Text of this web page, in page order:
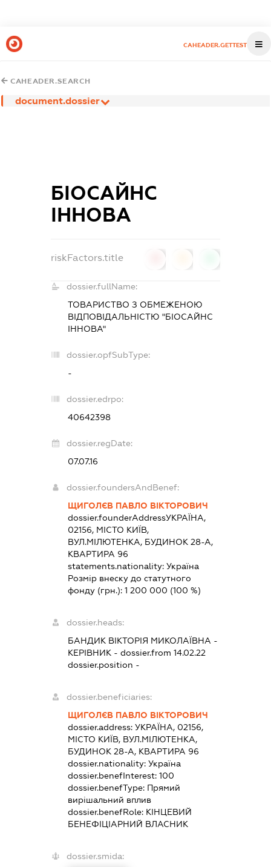
CAHEADER.GETTEST
CAHEADER.SEARCH
document.dossier
БІОСАЙНС
ІННОВА
riskFactors.title
dossier.fullName:
ТОВАРИСТВО З ОБМЕЖЕНОЮ
ВІДПОВІДАЛЬНІСТЮ "БІОСАЙНС
ІННОВА"
dossier.opfSubType:
-
dossier.edrpo:
40642398
dossier.regDate:
07.07.16
dossier.foundersAndBenef:
ЩИГОЛЄВ ПАВЛО ВІКТОРОВИЧ
dossier.founderAddressУКРАЇНА,
02156, МІСТО КИЇВ,
ВУЛ.МІЛЮТЕНКА, БУДИНОК 28-А,
КВАРТИРА 96
statements.nationality: Україна
Розмір внеску до статутного
фонду (грн.): 1 200 000 (100 %)
dossier.heads:
БАНДИК ВІКТОРІЯ МИКОЛАЇВНА -
КЕРІВНИК- dossier.from 14.02.22
dossier.position -
dossier.beneficiaries:
ЩИГОЛЄВ ПАВЛО ВІКТОРОВИЧ
dossier.address: УКРАЇНА, 02156,
МІСТО КИЇВ, ВУЛ.МІЛЮТЕНКА,
БУДИНОК 28-А, КВАРТИРА 96
dossier.nationality: Україна
dossier.benefInterest: 100
dossier.benefType: Прямий
вирішальний вплив
dossier.benefRole: КІНЦЕВИЙ
БЕНЕФІЦІАРНИЙ ВЛАСНИК
dossier.smida: